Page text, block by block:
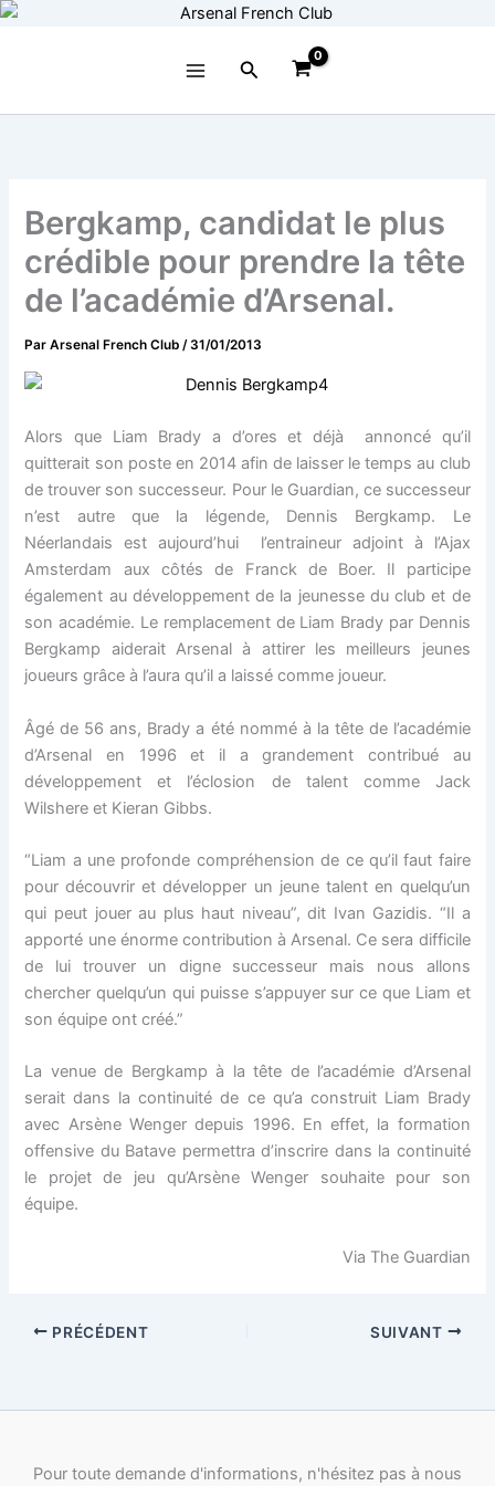
Aller
Rechercher
Bergkamp, candidat le plus
crédible pour prendre la tête
de l’académie d’Arsenal.
ParArsenal French Club/31/01/2013
Alors que Liam Brady a d’ores et déjà annoncé qu’il
quitterait son poste en 2014 afin de laisser le temps au club
de trouver son successeur. Pour le Guardian, ce successeur
n’est autre que la légende, Dennis Bergkamp. Le
Néerlandais est aujourd’hui l’entraineur adjoint à l’Ajax
Amsterdam aux côtés de Franck de Boer. Il participe
également au développement de la jeunesse du club et de
son académie. Le remplacement de Liam Brady par Dennis
Bergkamp aiderait Arsenal à attirer les meilleurs jeunes
joueurs grâce à l’aura qu’il a laissé comme joueur.
Âgé de 56 ans, Brady a été nommé à la tête de l’académie
d’Arsenal en 1996 et il a grandement contribué au
développement et l’éclosion de talent comme Jack
Wilshere et Kieran Gibbs.
“Liam a une profonde compréhension de ce qu’il faut faire
pour découvrir et développer un jeune talent en quelqu’un
qui peut jouer au plus haut niveau”, dit Ivan Gazidis. “Il a
apporté une énorme contribution à Arsenal. Ce sera difficile
de lui trouver un digne successeur mais nous allons
chercher quelqu’un qui puisse s’appuyer sur ce que Liam et
son équipe ont créé.”
La venue de Bergkamp à la tête de l’académie d’Arsenal
serait dans la continuité de ce qu’a construit Liam Brady
avec Arsène Wenger depuis 1996. En effet, la formation
offensive du Batave permettra d’inscrire dans la continuité
le projet de jeu qu’Arsène Wenger souhaite pour son
équipe.
Via The Guardian
PRÉCÉDENT SUIVANT
Pour toute demande d'informations, n'hésitez pas à nous